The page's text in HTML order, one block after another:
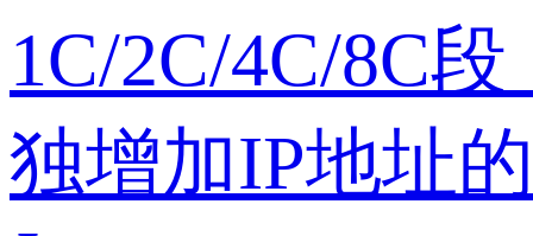
1C/2C/4C/8C
独增加IP地址